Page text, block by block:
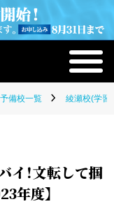
備校一覧 綾瀬校(学習
イ！文転して掴
年度】